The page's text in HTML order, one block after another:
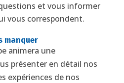
et vous informer
vous correspondent.
manquer
animera une
présenter en détail nos
expériences de nos